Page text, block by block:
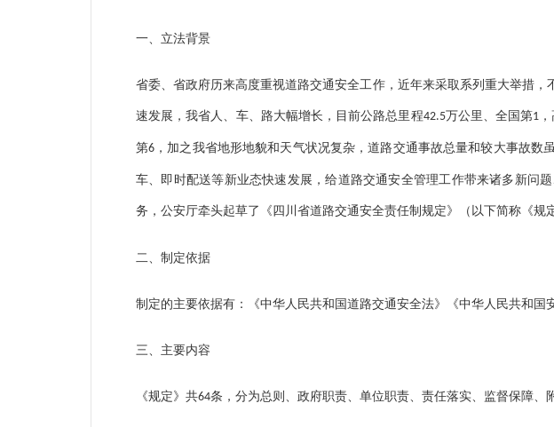
一、立法背景
省委、省政府历来高度重视道路交通安全工作，近年来采取系列重大举措
速发展，我省人、车、路大幅增长，目前公路总里程42.5万公里、全国第1
第6 ，加之我省地形地貌和天气状况复杂，道路交通事故总量和较大事故
车、即时配送等新业态快速发展，给道路交通安全管理工作带来诸多新问
务，公安厅牵头起草了《四川省道路交通安全责任制规定》（以下简称《规
二、制定依据
制定的主要依据有：《中华人民共和国道路交通安全法》《中华人民共和
三、主要内容
《规定》共64条，分为总则、政府职责、单位职责、责任落实、监督保障、